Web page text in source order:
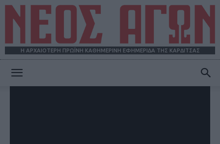
Η ΑΡΧΑΙΟΤΕΡΗ ΠΡΩΪΝΗ ΚΑΘΗΜΕΡΙΝΗ ΕΦΗΜΕΡΙΔΑ ΤΗΣ ΚΑΡΔΙΤΣΑΣ